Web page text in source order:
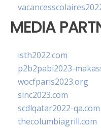
MEDIA
isth2022.com
p2b2pabi2023-
wocfparis2023.org
sinc2023.com
scdlqatar2022-qa.com
thecolumbiagrill.com